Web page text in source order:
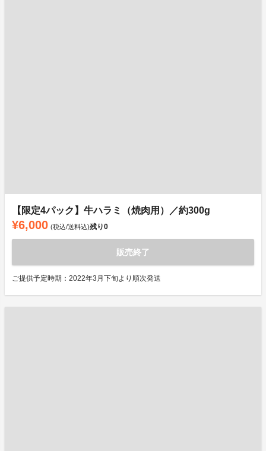
【限定4パック】牛ハラミ（焼肉用）／約300g
¥6,000 (税込/送料込)残り0
販売終了
ご提供予定時期：2022年3月下旬より順次発送